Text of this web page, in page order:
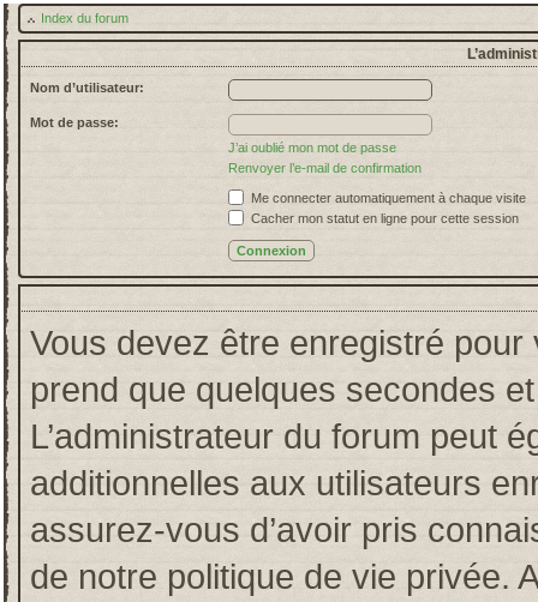
Index du forum
Nom d’utilisateur:
Mot de passe:
J’ai oublié mon mot de passe
Renvoyer l’e-mail de confirmation
Me connecter automatiquement à chaque visite
Cacher mon statut en ligne pour cette session
Vous devez être enregistré pour
prend que quelques secondes
L’administrateur du forum peut
additionnelles aux utilisateurs
assurez-vous d’avoir pris
de notre politique de vie privée.